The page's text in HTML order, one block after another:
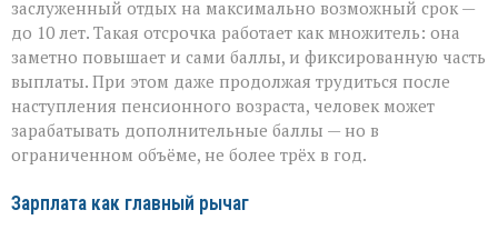
заслуженный отдых на максимально возможный срок —
до 10 лет. Такая отсрочка работает как множитель: она
заметно повышает и сами баллы, и фиксированную часть
выплаты. При этом даже продолжая трудиться после
наступления пенсионного возраста, человек может
зарабатывать дополнительные баллы — но в
ограниченном объёме, не более трёх в год.
Зарплата как главный рычаг